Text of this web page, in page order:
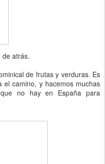
de atrás.
de frutas y verduras. Es
el camino, y hacemos muchas
no hay en España para